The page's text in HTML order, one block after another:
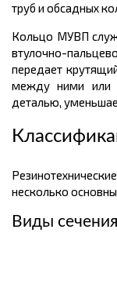
труб и обсадных
Кольцо МУВП
втулочно-
передает
между ними или
деталью,
несколько
Виды сечения